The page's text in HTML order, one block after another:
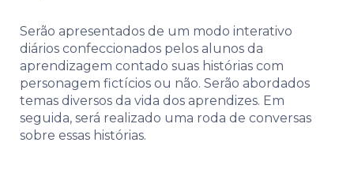
Serão apresentados de um modo interativo
diários confeccionados pelos alunos da
aprendizagem contado suas histórias com
personagem fictícios ou não. Serão abordados
temas diversos da vida dos aprendizes. Em
seguida, será realizado uma roda de conversas
sobre essas histórias.